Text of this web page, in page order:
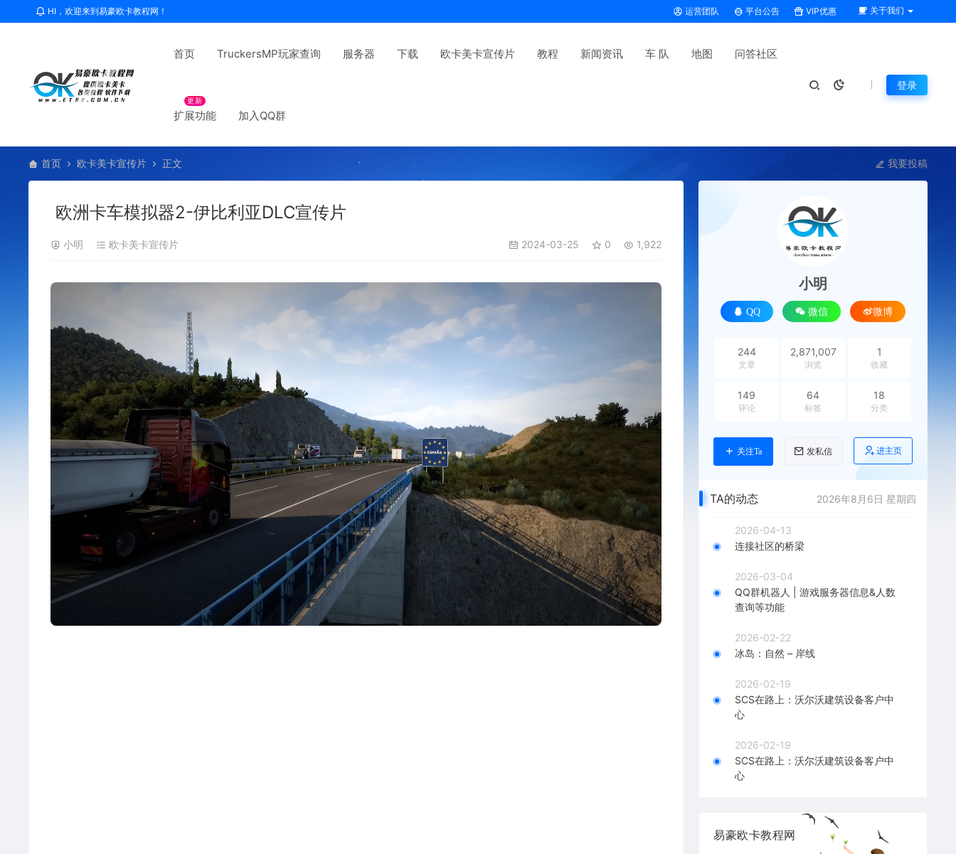
HI，欢迎来到易豪欧卡教程网！ 运营团队 平台公告 VIP优惠 关于我们
首页 TruckersMP玩家查询 服务器 下载 欧卡美卡宣传片 教程 新闻资讯 车 队 地图 问答社区
扩展功能
更新
加入QQ群
登录
首页 欧卡美卡宣传片 正文 我要投稿
欧洲卡车模拟器2-伊比利亚DLC宣传片
小明 欧卡美卡宣传片 2024-03-25 0 1,922
小明
QQ 微信 微博
244
文章
2,871,007
浏览
1
收藏
149
评论
64
标签
18
分类
关注Ta 发私信 进主页
TA的动态 2026年8月6日 星期四
2026-04-13
连接社区的桥梁
2026-03-04
QQ群机器人 | 游戏服务器信息&人数
查询等功能
2026-02-22
冰岛：自然 – 岸线
2026-02-19
SCS在路上：沃尔沃建筑设备客户中
心
2026-02-19
SCS在路上：沃尔沃建筑设备客户中
心
易豪欧卡教程网